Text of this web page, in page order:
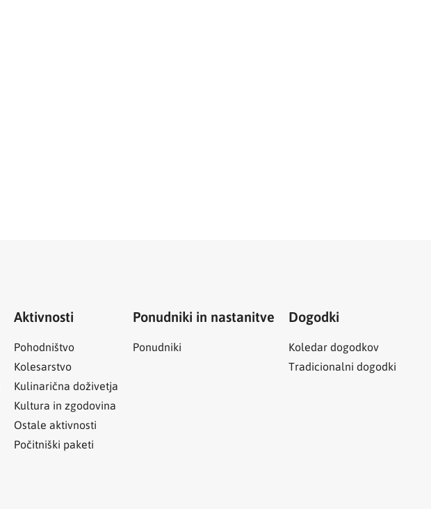
Aktivnosti
Pohodništvo
Kolesarstvo
Kulinarična doživetja
Kultura in zgodovina
Ostale aktivnosti
Počitniški paketi
Ponudniki in nastanitve
Ponudniki
Dogodki
Koledar dogodkov
Tradicionalni dogodki